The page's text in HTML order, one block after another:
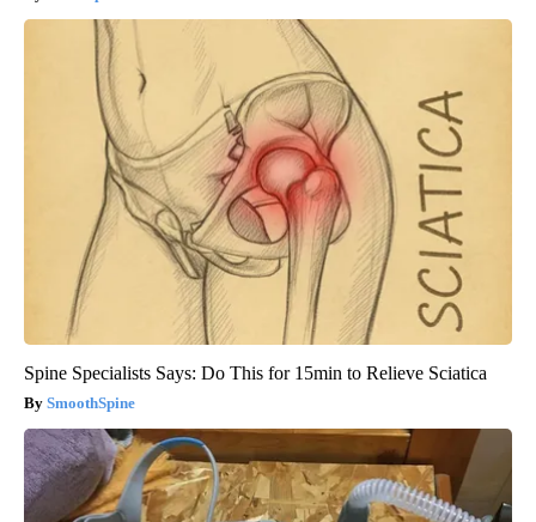
Spine Specialists Says: Do This for 15min to Relieve Sciatica
SmoothSpine